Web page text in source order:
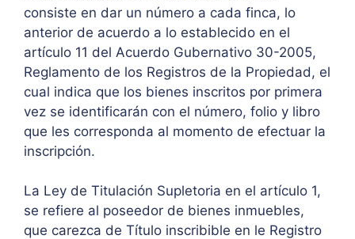
consiste en dar un número a cada finca, lo
anterior de acuerdo a lo establecido en el
artículo 11 del Acuerdo Gubernativo 30-2005,
Reglamento de los Registros de la Propiedad, el
cual indica que los bienes inscritos por primera
vez se identificarán con el número, folio y libro
que les corresponda al momento de efectuar la
inscripción.
La Ley de Titulación Supletoria en el artículo 1,
se refiere al poseedor de bienes inmuebles,
que carezca de Título inscribible en le Registro